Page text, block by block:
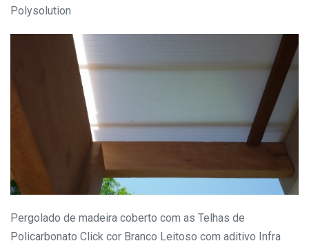
Polysolution
Pergolado de madeira coberto com as Telhas de
Policarbonato Click cor Branco Leitoso com aditivo Infra